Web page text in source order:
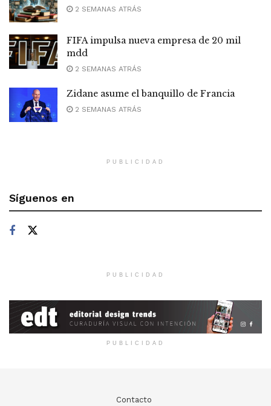
2 SEMANAS ATRÁS
FIFA impulsa nueva empresa de 20 mil
mdd
2 SEMANAS ATRÁS
Zidane asume el banquillo de Francia
2 SEMANAS ATRÁS
PUBLICIDAD
Síguenos en
PUBLICIDAD
PUBLICIDAD
Contacto